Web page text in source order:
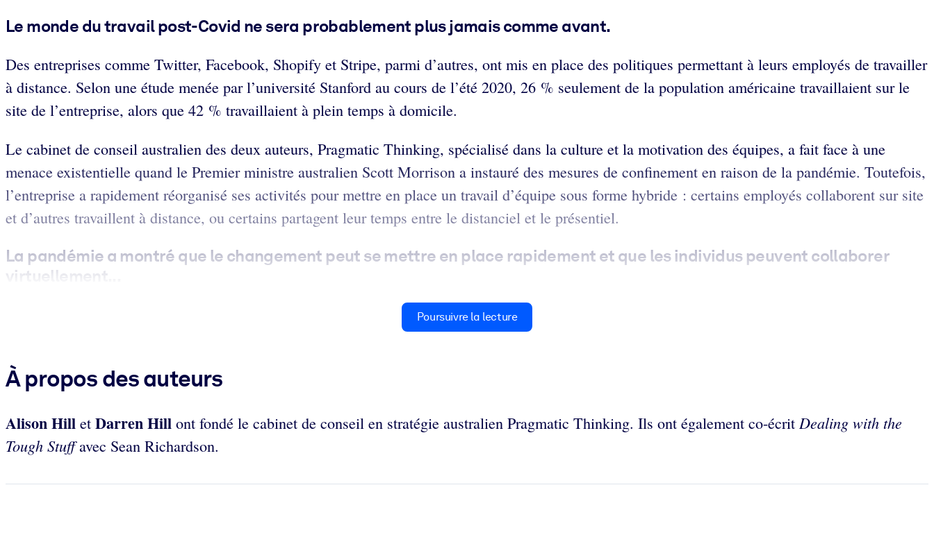
Le monde du travail post-Covid ne sera probablement plus jamais comme avant.
Des entreprises comme Twitter, Facebook, Shopify et Stripe, parmi d’autres, ont mis en place des politiques permettant à leurs employés de travailler
à distance. Selon une étude menée par l’université Stanford au cours de l’été 2020, 26 % seulement de la population américaine travaillaient sur le
site de l’entreprise, alors que 42 % travaillaient à plein temps à domicile.
Le cabinet de conseil australien des deux auteurs, Pragmatic Thinking, spécialisé dans la culture et la motivation des équipes, a fait face à une
menace existentielle quand le Premier ministre australien Scott Morrison a instauré des mesures de confinement en raison de la pandémie. Toutefois,
l’entreprise a rapidement réorganisé ses activités pour mettre en place un travail d’équipe sous forme hybride : certains employés collaborent sur site
et d’autres travaillent à distance, ou certains partagent leur temps entre le distanciel et le présentiel.
La pandémie a montré que le changement peut se mettre en place rapidement et que les individuspeuvent collaborer
virtuellement...
Poursuivre la lecture
À propos des auteurs
Alison Hill et Darren Hill ont fondé le cabinet de conseil en stratégie australien Pragmatic Thinking. Ils ont également co-écrit Dealing with the
Tough Stuffavec Sean Richardson.